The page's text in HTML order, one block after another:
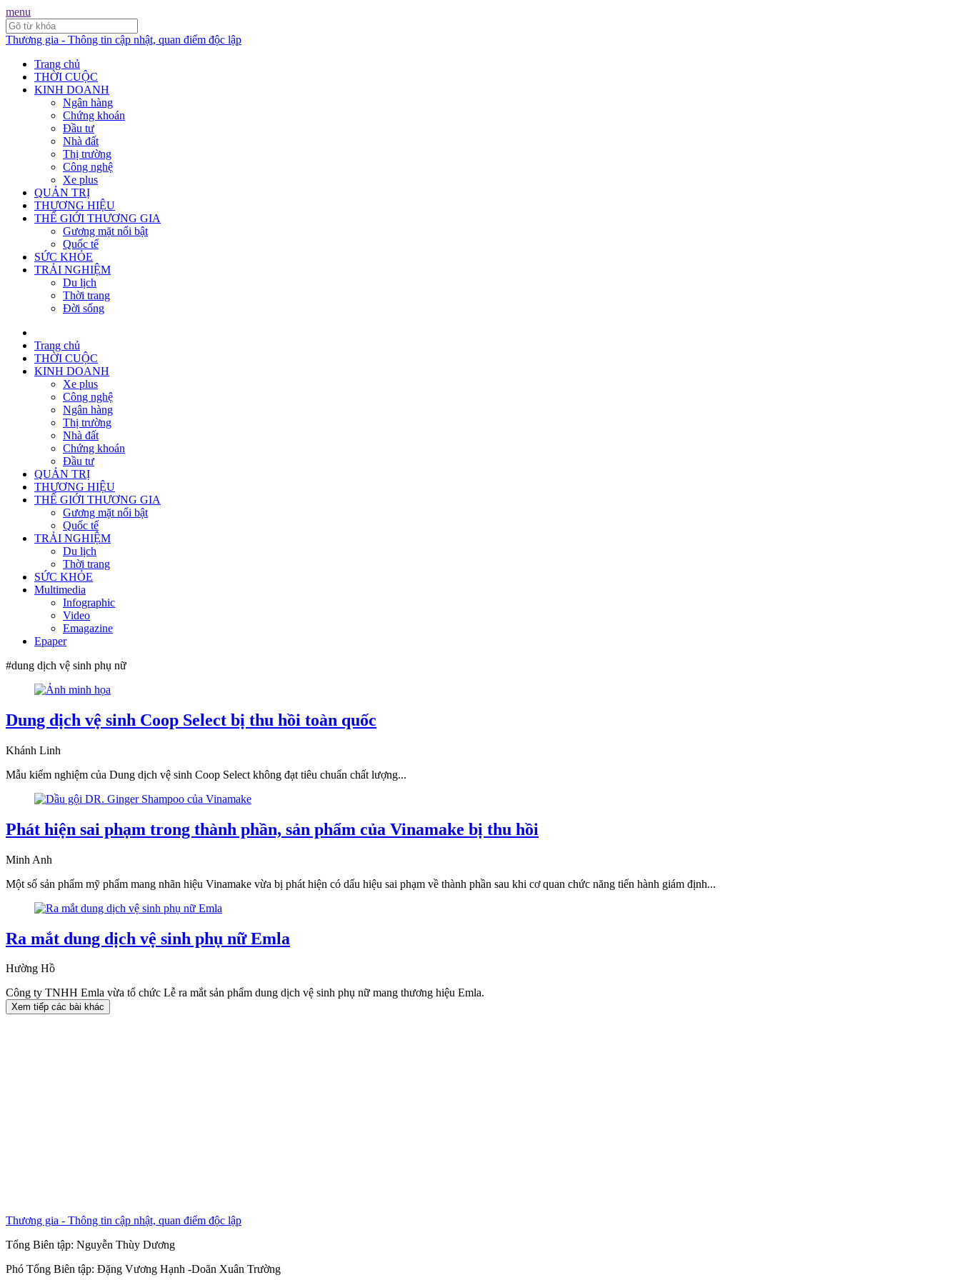
menu
Thương gia - Thông tin cập nhật, quan điểm độc lập
Trang chủ
THỜI CUỘC
KINH DOANH
Ngân hàng
Chứng khoán
Đầu tư
Nhà đất
Thị trường
Công nghệ
Xe plus
QUẢN TRỊ
THƯƠNG HIỆU
THẾ GIỚI THƯƠNG GIA
Gương mặt nổi bật
Quốc tế
SỨC KHỎE
TRẢI NGHIỆM
Du lịch
Thời trang
Đời sống
Trang chủ
THỜI CUỘC
KINH DOANH
Xe plus
Công nghệ
Ngân hàng
Thị trường
Nhà đất
Chứng khoán
Đầu tư
QUẢN TRỊ
THƯƠNG HIỆU
THẾ GIỚI THƯƠNG GIA
Gương mặt nổi bật
Quốc tế
TRẢI NGHIỆM
Du lịch
Thời trang
SỨC KHỎE
Multimedia
Infographic
Video
Emagazine
Epaper
#dung dịch vệ sinh phụ nữ
Dung dịch vệ sinh Coop Select bị thu hồi toàn quốc
Khánh Linh
Mẫu kiểm nghiệm của Dung dịch vệ sinh Coop Select không đạt tiêu chuẩn chất lượng...
Phát hiện sai phạm trong thành phần, sản phẩm của Vinamake bị thu hồi
Minh Anh
Một số sản phẩm mỹ phẩm mang nhãn hiệu Vinamake vừa bị phát hiện có dấu hiệu sai phạm về thành phần sau khi cơ quan chức năng tiến hành giám định...
Ra mắt dung dịch vệ sinh phụ nữ Emla
Hường Hồ
Công ty TNHH Emla vừa tổ chức Lễ ra mắt sản phẩm dung dịch vệ sinh phụ nữ mang thương hiệu Emla.
Xem tiếp các bài khác
Thương gia - Thông tin cập nhật, quan điểm độc lập
Tổng Biên tập: Nguyễn Thùy Dương
Phó Tổng Biên tập: Đặng Vương Hạnh -Doãn Xuân Trường